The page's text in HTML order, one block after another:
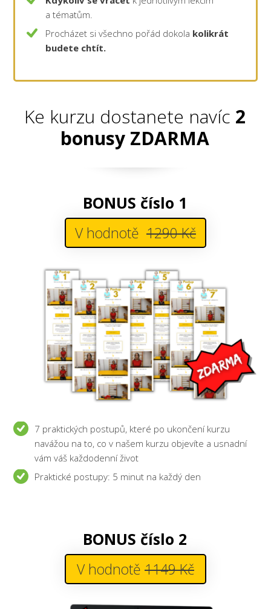
a tématům.
Procházet si všechno pořád dokola kolikrát
budete chtít.
Ke kurzu dostanete navíc 2
bonusy ZDARMA
BONUS číslo 1
V hodnotě 1290 Kč
7 praktických postupů, které po ukončení kurzu
navážou na to, co v našem kurzu objevíte a usnadní
vám váš každodenní život
Praktické postupy: 5 minut na každý den
BONUS číslo 2
V hodnotě 1149 Kč